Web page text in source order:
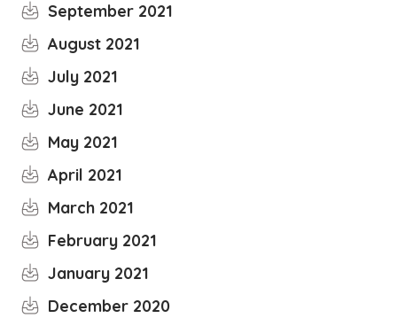
September 2021
August 2021
July 2021
June 2021
May 2021
April 2021
March 2021
February 2021
January 2021
December 2020